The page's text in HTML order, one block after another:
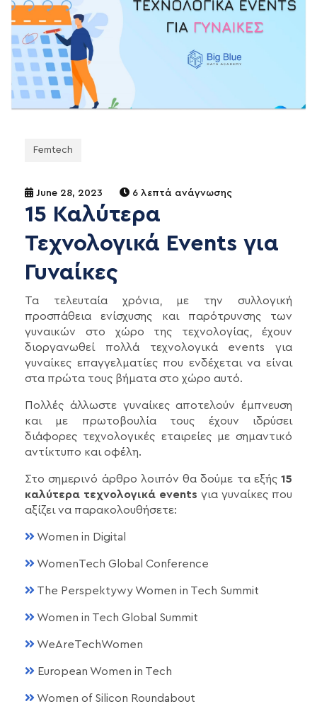
Femtech
June 28, 2023 6 λεπτά ανάγνωσης
15 Καλύτερα
Τεχνολογικά Events για
Γυναίκες
Τα τελευταία χρόνια, με την συλλογική
προσπάθεια ενίσχυσης και παρότρυνσης των
γυναικών στο χώρο της τεχνολογίας, έχουν
διοργανωθεί πολλά τεχνολογικά events για
γυναίκες επαγγελματίες που ενδέχεται να είναι
στα πρώτα τους βήματα στο χώρο αυτό.
Πολλές άλλωστε γυναίκες αποτελούν έμπνευση
και με πρωτοβουλία τους έχουν ιδρύσει
διάφορες τεχνολογικές εταιρείες με σημαντικό
αντίκτυπο και οφέλη.
Στο σημερινό άρθρο λοιπόν θα δούμε τα εξής 15
καλύτερα τεχνολογικά events για γυναίκες που
αξίζει να παρακολουθήσετε:
Women in Digital
WomenTech Global Conference
The Perspektywy Women in Tech Summit
Women in Tech Global Summit
WeAreTechWomen
European Women in Tech
Women of Silicon Roundabout